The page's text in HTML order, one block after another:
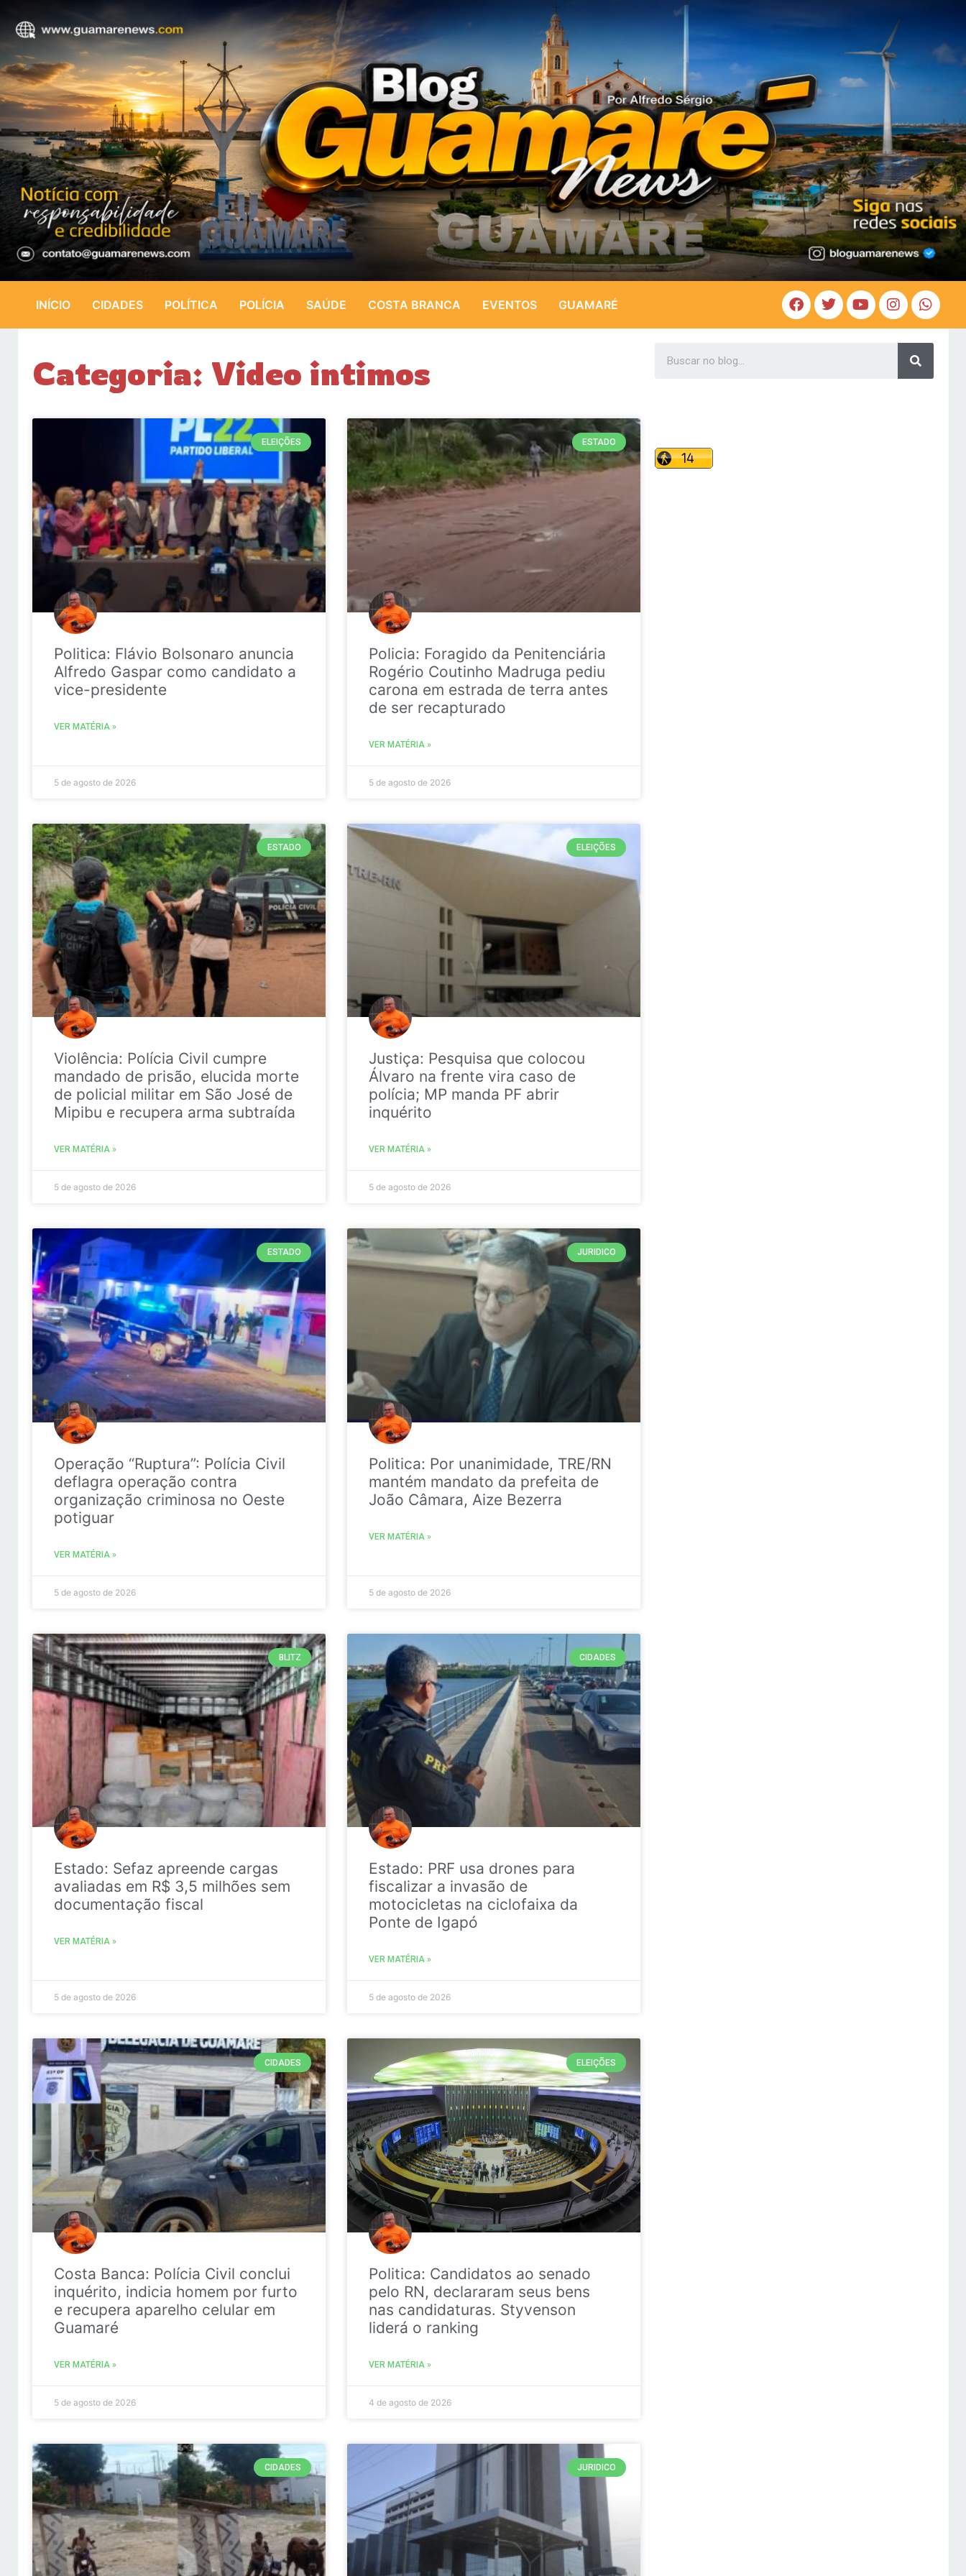
INÍCIO CIDADES POLÍTICA POLÍCIA SAÚDE COSTA BRANCA EVENTOS GUAMARÉ
Categoria: Video intimos
ELEIÇÕES
Politica: Flávio Bolsonaro anuncia
Alfredo Gaspar como candidato a
vice-presidente
VER MATÉRIA »
5 de agosto de 2026
ESTADO
Policia: Foragido da Penitenciária
Rogério Coutinho Madruga pediu
carona em estrada de terra antes
de ser recapturado
VER MATÉRIA »
5 de agosto de 2026
ESTADO
Violência: Polícia Civil cumpre
mandado de prisão, elucida morte
de policial militar em São José de
Mipibu e recupera arma subtraída
VER MATÉRIA »
5 de agosto de 2026
ELEIÇÕES
Justiça: Pesquisa que colocou
Álvaro na frente vira caso de
polícia; MP manda PF abrir
inquérito
VER MATÉRIA »
5 de agosto de 2026
ESTADO
Operação “Ruptura”: Polícia Civil
deflagra operação contra
organização criminosa no Oeste
potiguar
VER MATÉRIA »
5 de agosto de 2026
JURIDICO
Politica: Por unanimidade, TRE/RN
mantém mandato da prefeita de
João Câmara, Aize Bezerra
VER MATÉRIA »
5 de agosto de 2026
BLITZ
Estado: Sefaz apreende cargas
avaliadas em R$ 3,5 milhões sem
documentação fiscal
VER MATÉRIA »
5 de agosto de 2026
CIDADES
Estado: PRF usa drones para
fiscalizar a invasão de
motocicletas na ciclofaixa da
Ponte de Igapó
VER MATÉRIA »
5 de agosto de 2026
CIDADES
Costa Banca: Polícia Civil conclui
inquérito, indicia homem por furto
e recupera aparelho celular em
Guamaré
VER MATÉRIA »
5 de agosto de 2026
ELEIÇÕES
Politica: Candidatos ao senado
pelo RN, declararam seus bens
nas candidaturas. Styvenson
liderá o ranking
VER MATÉRIA »
4 de agosto de 2026
CIDADES JURIDICO